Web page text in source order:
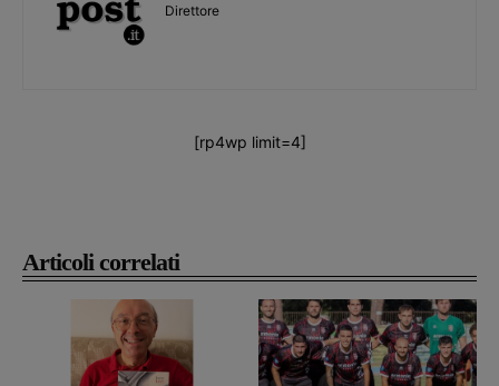
Articoli correlati
Direttore
[rp4wp limit=4]